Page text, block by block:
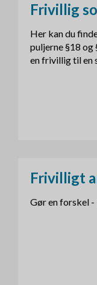
Frivillig
Her kan du
puljerne §18 og
en frivillig til en
Frivilligt
Gør en forskel